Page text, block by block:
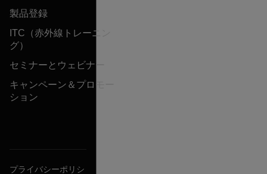
製品登録
ITC（赤外線トレーニン
グ）
セミナーとウェビナー
キャンペーン＆プロモー
ション
プライバシーポリシ